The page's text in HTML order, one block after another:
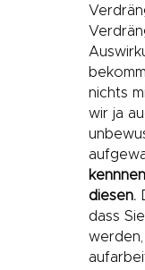
nichts
wir ja
diesen.
dass